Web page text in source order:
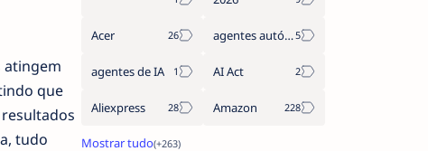
atingem
que
tudo
Acer agentes autónomos
agentes de IA AI Act
Aliexpress Amazon